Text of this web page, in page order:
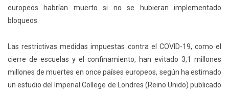
europeos habrían muerto si no se hubieran implementado
bloqueos.
Las restrictivas medidas impuestas contra el COVID-19, como el
cierre de escuelas y el confinamiento, han evitado 3,1 millones
millones de muertes en once países europeos, según ha estimado
un estudio del Imperial College de Londres (Reino Unido) publicado